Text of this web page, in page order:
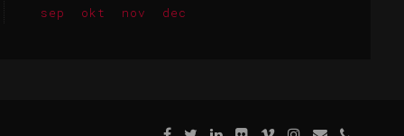
sep okt nov dec